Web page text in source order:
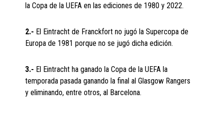
la Copa de la UEFA en las ediciones de 1980 y 2022.
2.- El Eintracht de Franckfort no jugó la Supercopa de
Europa de 1981 porque no se jugó dicha edición.
3.- El Eintracht ha ganado la Copa de la UEFA la
temporada pasada ganando la final al Glasgow Rangers
y eliminando, entre otros, al Barcelona.